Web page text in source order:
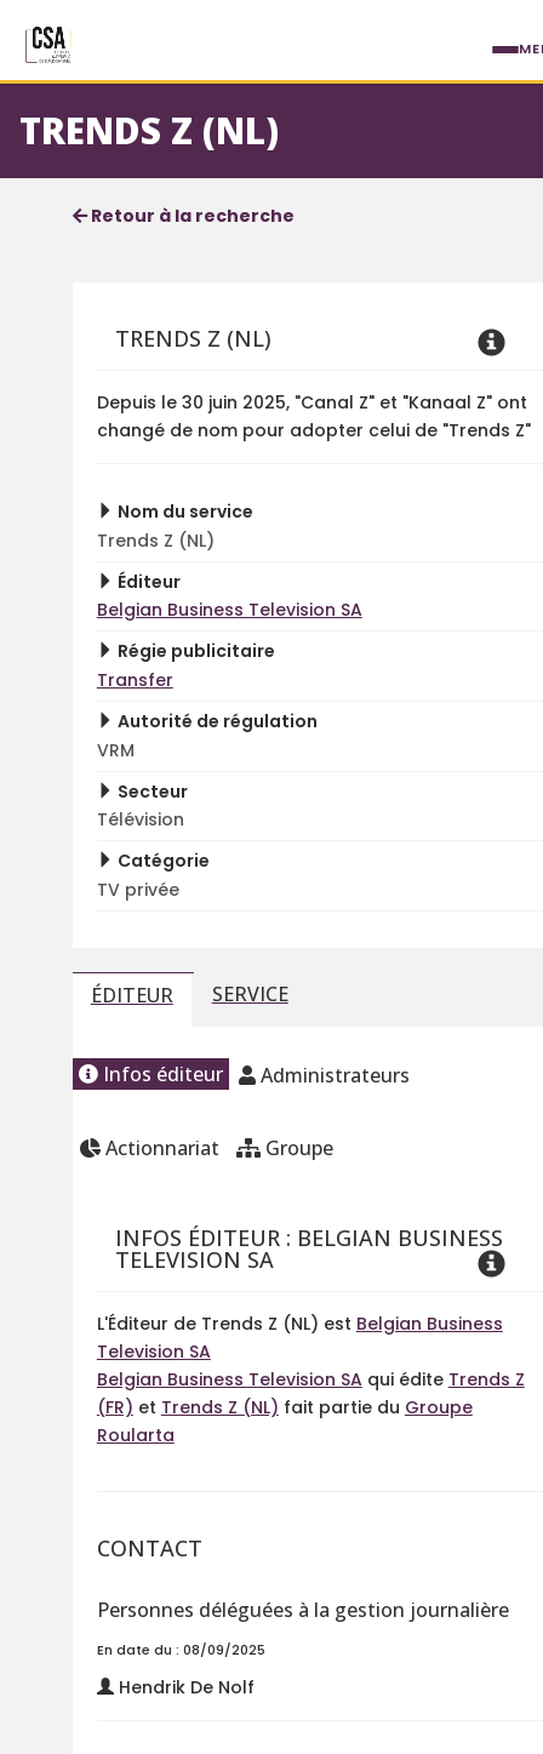
TRENDS Z (NL)
Fiche service
Informations détaillées
Retour à la recherche
TRENDS Z (NL)
Depuis le 30 juin 2025, "Canal Z" et "Kanaal Z" ont
changé de nom pour adopter celui de "Trends Z"
Nom du service
Trends Z (NL)
Éditeur
Belgian Business Television SA
Régie publicitaire
Transfer
Autorité de régulation
VRM
Secteur
Télévision
Catégorie
TV privée
ÉDITEUR SERVICE
Infos éditeur Administrateurs
Actionnariat Groupe
INFOS ÉDITEUR : BELGIAN BUSINESS
TELEVISION SA
L'Éditeur de Trends Z (NL) est Belgian Business
Television SA
Belgian Business Television SAqui édite Trends Z
(FR) et Trends Z (NL) fait partie du Groupe
Roularta
CONTACT
Personnes déléguées à la gestion journalière
En date du : 08/09/2025
Hendrik De Nolf